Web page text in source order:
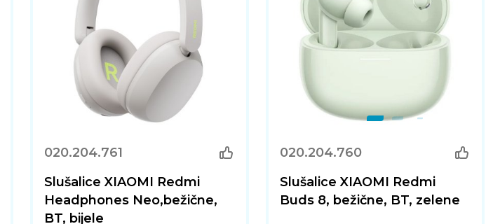
020.204.761
Slušalice XIAOMI Redmi
Headphones Neo,bežične,
BT, bijele
020.204.760
Slušalice XIAOMI Redmi
Buds 8, bežične, BT, zelene